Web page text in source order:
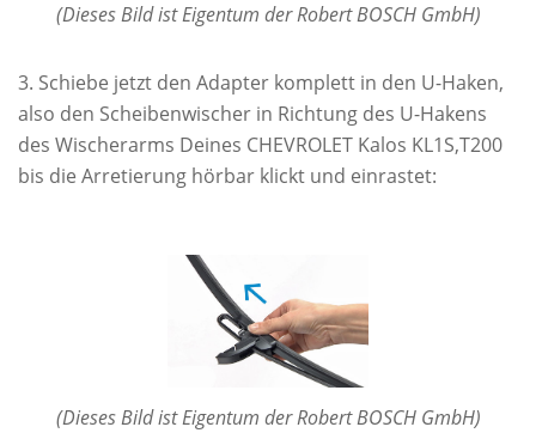
(Dieses Bild ist Eigentum der Robert BOSCH GmbH)
Schiebe jetzt den Adapter komplett in den U-Haken,
also den Scheibenwischer in Richtung des U-Hakens
des Wischerarms Deines CHEVROLET Kalos KL1S,T200
bis die Arretierung hörbar klickt und einrastet:
(Dieses Bild ist Eigentum der Robert BOSCH GmbH)